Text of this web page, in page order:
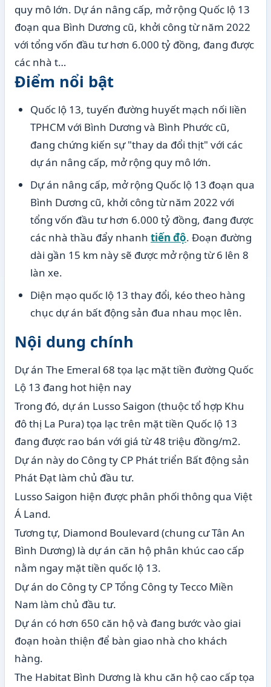
quy mô lớn. Dự án nâng cấp, mở rộng Quốc lộ 13
đoạn qua Bình Dương cũ, khởi công từ năm 2022
với tổng vốn đầu tư hơn 6.000 tỷ đồng, đang được
các nhà t…
Điểm nổi bật
Quốc lộ 13, tuyến đường huyết mạch nối liền
TPHCM với Bình Dương và Bình Phước cũ,
đang chứng kiến sự "thay da đổi thịt" với các
dự án nâng cấp, mở rộng quy mô lớn.
Dự án nâng cấp, mở rộng Quốc lộ 13 đoạn qua
Bình Dương cũ, khởi công từ năm 2022 với
tổng vốn đầu tư hơn 6.000 tỷ đồng, đang được
các nhà thầu đẩy nhanh tiến độ. Đoạn đường
dài gần 15 km này sẽ được mở rộng từ 6 lên 8
làn xe.
Diện mạo quốc lộ 13 thay đổi, kéo theo hàng
chục dự án bất động sản đua nhau mọc lên.
Nội dung chính
Dự án The Emeral 68 tọa lạc mặt tiền đường Quốc
Lộ 13 đang hot hiện nay
Trong đó, dự án Lusso Saigon (thuộc tổ hợp Khu
đô thị La Pura) tọa lạc trên mặt tiền Quốc lộ 13
đang được rao bán với giá từ 48 triệu đồng/m2.
Dự án này do Công ty CP Phát triển Bất động sản
Phát Đạt làm chủ đầu tư.
Lusso Saigon hiện được phân phối thông qua Việt
Á Land.
Tương tự, Diamond Boulevard (chung cư Tân An
Bình Dương) là dự án căn hộ phân khúc cao cấp
nằm ngay mặt tiền quốc lộ 13.
Dự án do Công ty CP Tổng Công ty Tecco Miền
Nam làm chủ đầu tư.
Dự án có hơn 650 căn hộ và đang bước vào giai
đoạn hoàn thiện để bàn giao nhà cho khách
hàng.
The Habitat Bình Dương là khu căn hộ cao cấp tọa